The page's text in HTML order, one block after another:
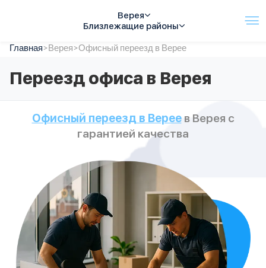
Верея
Близлежащие районы
Услуги
Автопарк
Тарифы
О компании
Отзывы
Главная>Верея>Офисный переезд в Верее
Переезд офиса в Верея
Офисный переезд в Вереев Верея с
гарантией качества